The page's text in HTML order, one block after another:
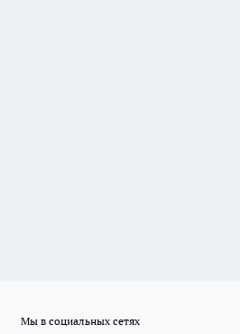
Мы в социальных сетях